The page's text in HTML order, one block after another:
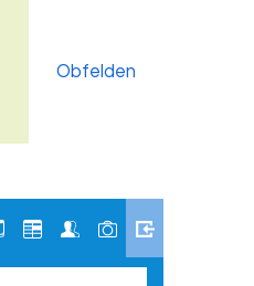
Obfelden